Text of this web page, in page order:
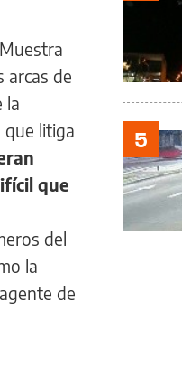
arcas de
la
que litiga
que
del
la
de
5